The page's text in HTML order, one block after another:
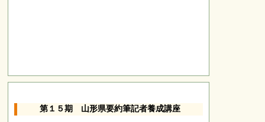
第１５期 山形県要約筆記者養成講座